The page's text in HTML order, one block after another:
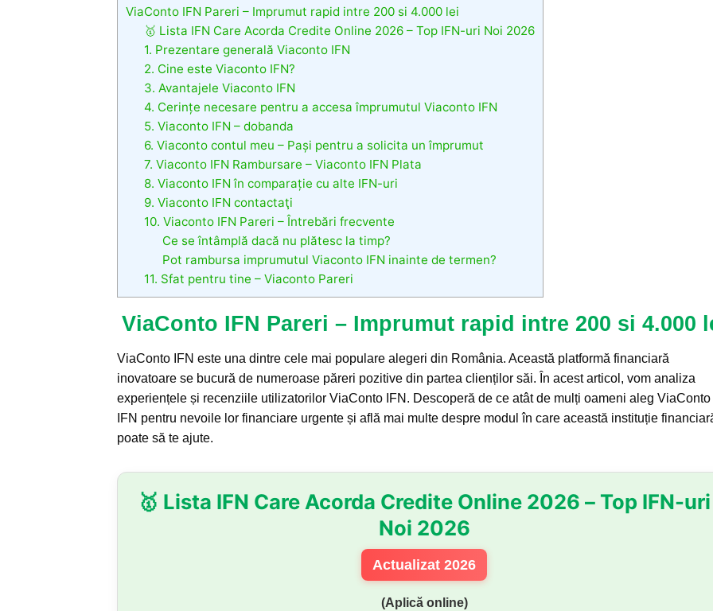
ViaConto IFN Pareri – Imprumut rapid intre 200 si 4.000 lei
🥇 Lista IFN Care Acorda Credite Online 2026 – Top IFN-uri Noi 2026
1. Prezentare generală Viaconto IFN
2. Cine este Viaconto IFN?
3. Avantajele Viaconto IFN
4. Cerințe necesare pentru a accesa împrumutul Viaconto IFN
5. Viaconto IFN – dobanda
6. Viaconto contul meu – Pași pentru a solicita un împrumut
7. Viaconto IFN Rambursare – Viaconto IFN Plata
8. Viaconto IFN în comparație cu alte IFN-uri
9. Viaconto IFN contactaţi
10. Viaconto IFN Pareri – Întrebări frecvente
Ce se întâmplă dacă nu plătesc la timp?
Pot rambursa imprumutul Viaconto IFN inainte de termen?
11. Sfat pentru tine – Viaconto Pareri
ViaConto IFN Pareri – Imprumut rapid intre 200 si 4.000
ViaConto IFN este una dintre cele mai populare alegeri din România. Această platformă financiară
inovatoare se bucură de numeroase păreri pozitive din partea clienților săi. În acest articol, vom analiza
experiențele și recenziile utilizatorilor ViaConto IFN. Descoperă de ce atât de mulți oameni aleg ViaConto
IFN pentru nevoile lor financiare urgente și află mai multe despre modul în care această instituție
poate să te ajute.
🥇 Lista IFN Care Acorda Credite Online 2026 – Top IFN-uri
Noi 2026
Actualizat 2026
(Aplică online)